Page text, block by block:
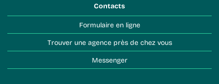
Contacts
Formulaire en ligne
Trouver une agence près de chez vous
Messenger